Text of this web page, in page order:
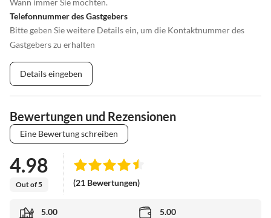
Telefonnummer des Gastgebers
Bitte geben Sie weitere Details ein, um die Kontaktnummer des
Gastgebers zu erhalten
Details eingeben
Bewertungen und Rezensionen
Eine Bewertung schreiben
4.98
Out of 5 (21 Bewertungen)
5.00 5.00